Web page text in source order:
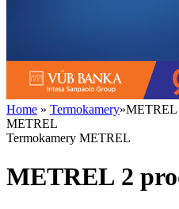
Home » Termokamery»METREL
METREL
Termokamery METREL
METREL 2